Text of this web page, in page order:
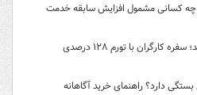
چه کسانی مشمول افزایش سابقه خدمت
فریبِ «کاهش شتاب تورم» را نخورید؛ سفره کارگران با تورم ۱۲۸ درصدی
دارد؟ راهنمای خرید آگاهانه